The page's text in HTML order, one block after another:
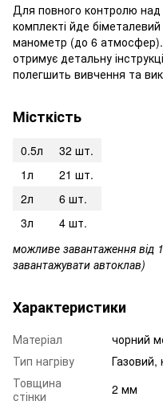
Для повного контролю над
комплекті йде
манометр (до 6
отримує детальну
полегшить вивчення та
Місткість
0.5л
32 шт.
1л
21 шт.
2л
6 шт.
3л
4 шт.
можливе завантаження від
завантажувати автоклав)
Характеристики
Матеріал
чорний
Тип нагріву
Газовий,
Товщина
стінки
2 мм